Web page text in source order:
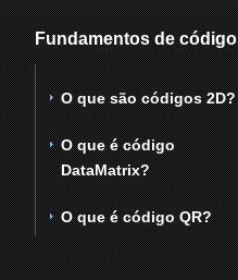
Fundamentos de
O que são códigos 2D?
O que é código
DataMatrix?
O que é código QR?